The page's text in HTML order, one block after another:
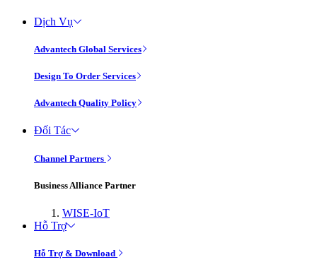
Dịch Vụ
Advantech Global Services
Design To Order Services
Advantech Quality Policy
Đối Tác
Channel Partners
Business Alliance Partner
WISE-IoT
Hỗ Trợ
Hỗ Trợ & Download